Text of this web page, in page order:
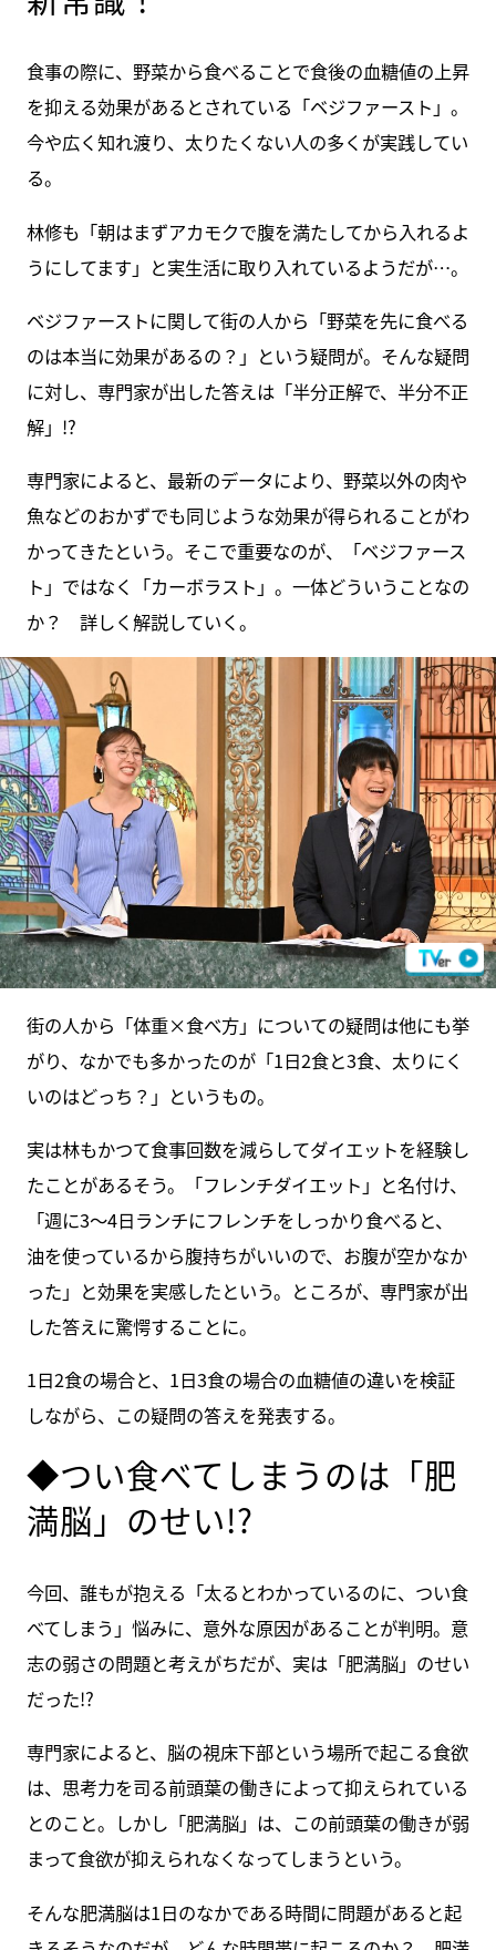
食事の際に、野菜から食べることで食後の血糖値の上昇
を抑える効果があるとされている「ベジファースト」。
今や広く知れ渡り、太りたくない人の多くが実践してい
る。
林修も「朝はまずアカモクで腹を満たしてから入れるよ
うにしてます」と実生活に取り入れているようだが…。
ベジファーストに関して街の人から「野菜を先に食べる
のは本当に効果があるの？」という疑問が。そんな疑問
に対し、専門家が出した答えは「半分正解で、半分不正
解」!?
専門家によると、最新のデータにより、野菜以外の肉や
魚などのおかずでも同じような効果が得られることがわ
かってきたという。そこで重要なのが、「ベジファース
ト」ではなく「カーボラスト」。一体どういうことなの
か？ 詳しく解説していく。
街の人から「体重×食べ方」についての疑問は他にも挙
がり、なかでも多かったのが「1日2食と3食、太りにく
いのはどっち？」というもの。
実は林もかつて食事回数を減らしてダイエットを経験し
たことがあるそう。「フレンチダイエット」と名付け、
「週に3～4日ランチにフレンチをしっかり食べると、
油を使っているから腹持ちがいいので、お腹が空かなか
った」と効果を実感したという。ところが、専門家が出
した答えに驚愕することに。
1日2食の場合と、1日3食の場合の血糖値の違いを検証
しながら、この疑問の答えを発表する。
◆つい食べてしまうのは「肥
満脳」のせい!?
今回、誰もが抱える「太るとわかっているのに、つい食
べてしまう」悩みに、意外な原因があることが判明。意
志の弱さの問題と考えがちだが、実は「肥満脳」のせい
だった!?
専門家によると、脳の視床下部という場所で起こる食欲
は、思考力を司る前頭葉の働きによって抑えられている
とのこと。しかし「肥満脳」は、この前頭葉の働きが弱
まって食欲が抑えられなくなってしまうという。
そんな肥満脳は1日のなかである時間に問題があると起